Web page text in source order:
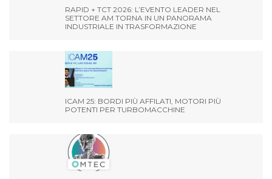
RAPID + TCT 2026: L’EVENTO LEADER NEL
SETTORE AM TORNA IN UN PANORAMA
INDUSTRIALE IN TRASFORMAZIONE
ICAM 25: BORDI PIÙ AFFILATI, MOTORI PIÙ
POTENTI PER TURBOMACCHINE